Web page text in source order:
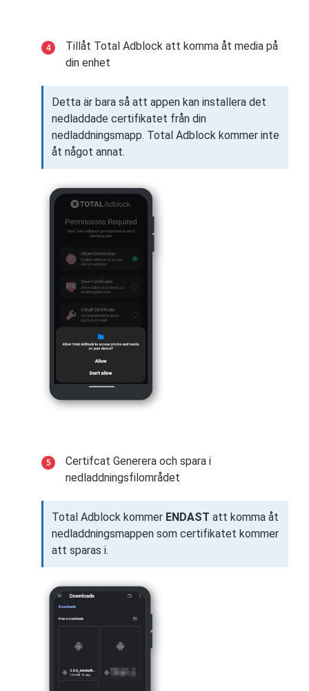
Tillåt Total Adblock att komma åt media på
din enhet
Detta är bara så att appen kan installera det
nedladdade certifikatet från din
nedladdningsmapp. Total Adblock kommer inte
åt något annat.
Certifcat Generera och spara i
nedladdningsfilområdet
Total Adblock kommer ENDAST att komma åt
nedladdningsmappen som certifikatet kommer
att sparas i.